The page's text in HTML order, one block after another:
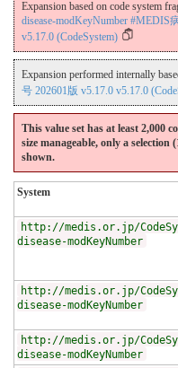
Expansion based on code system
disease-modKeyNumber
v5.17.0 (CodeSystem)
Expansion performed internally
号 202601版 v5.17.0 v5.17.0
This value set has at least 2,000
size manageable, only a selection
shown.
System
http://medis.or.jp/
disease-modKeyNumber
http://medis.or.jp/
disease-modKeyNumber
http://medis.or.jp/
disease-modKeyNumber